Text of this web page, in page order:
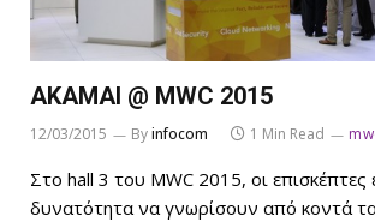
AKAMAI @ MWC 2015
12/03/2015 Byinfocom 1 Min Read
Στο hall 3 του MWC 2015, οι επισκέπτες
δυνατότητα να γνωρίσουν από κοντά